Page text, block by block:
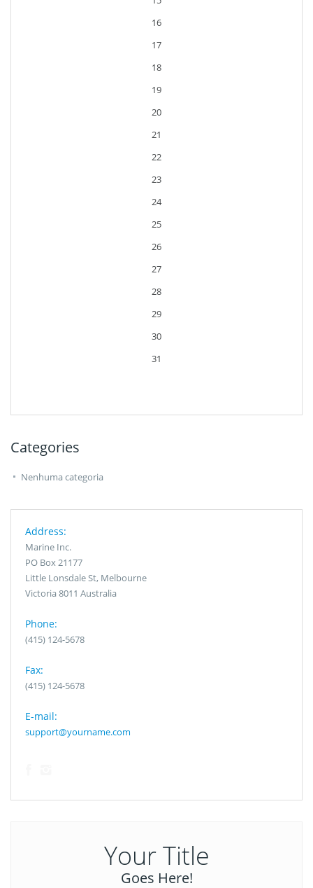
16
17
18
19
20
21
22
23
24
25
26
27
28
29
30
31
Categories
Nenhuma categoria
Address:
Marine Inc.
PO Box 21177
Little Lonsdale St, Melbourne
Victoria 8011 Australia
Phone:
(415) 124-5678
Fax:
(415) 124-5678
E-mail:
support@yourname.com
Your Title
Goes Here!